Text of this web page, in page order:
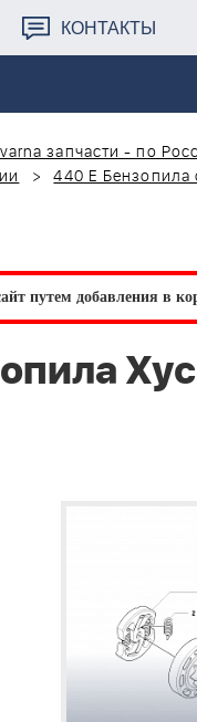
КОНТАКТЫ
запчасти - по
440 E
путем добавления в